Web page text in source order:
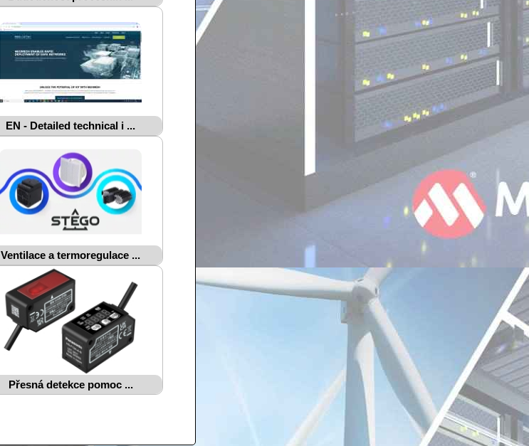
EN - Detailed technical i ...
Ventilace a termoregulace ...
Přesná detekce pomoc ...